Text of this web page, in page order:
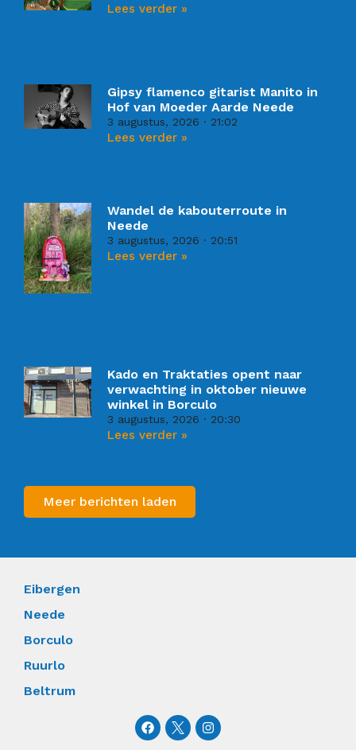
Lees verder »
Gipsy flamenco gitarist Manito in
Hof van Moeder Aarde Neede
3 augustus, 2026 21:02
Lees verder »
Wandel de kabouterroute in
Neede
3 augustus, 2026 20:51
Lees verder »
Kado en Traktaties opent naar
verwachting in oktober nieuwe
winkel in Borculo
3 augustus, 2026 20:30
Lees verder »
Meer berichten laden
Eibergen
Neede
Borculo
Ruurlo
Beltrum
F
a
I
n